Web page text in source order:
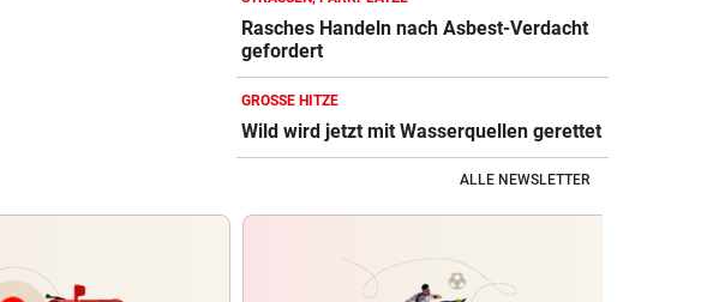
Rasches Handeln nach Asbest-Verdacht
gefordert
GROSSE HITZE
Wild wird jetzt mit Wasserquellen gerettet
ALLE NEWSLETTER